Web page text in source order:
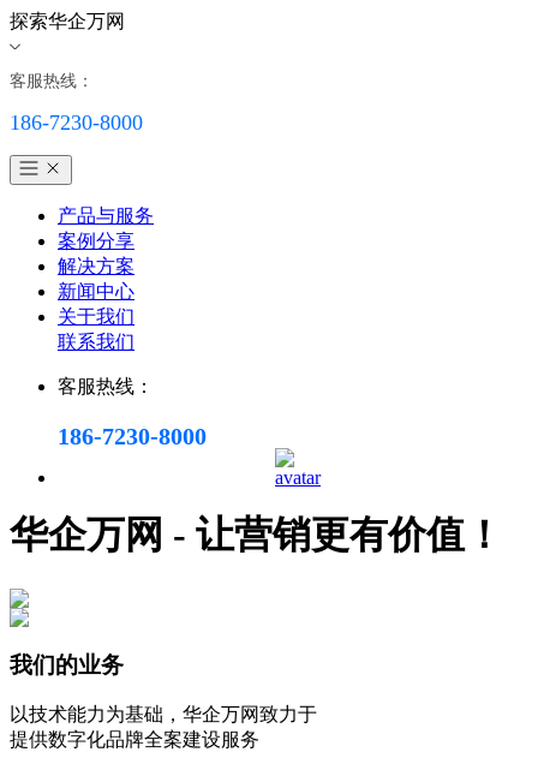
探索华企万网
客服热线：
186-7230-8000
产品与服务
案例分享
解决方案
新闻中心
关于我们
联系我们
客服热线：
186-7230-8000
华企万网 - 让营销更有价值！
我们的业务
以技术能力为基础，华企万网致力于
提供数字化品牌全案建设服务